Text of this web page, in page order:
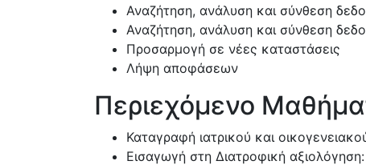
Αναζήτηση, ανάλυση και σύνθεση
Αναζήτηση, ανάλυση και σύνθεση
Προσαρμογή σε νέες καταστάσεις
Λήψη αποφάσεων
Περιεχόμενο
Καταγραφή ιατρικού και
Εισαγωγή στη Διατροφική